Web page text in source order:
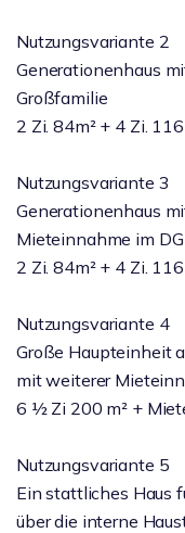
Nutzungsvariante 2
Generationenhaus
Großfamilie
2 Zi. 84m² + 4 Zi.
Nutzungsvariante 3
Generationenhaus
Mieteinnahme im DG
2 Zi. 84m² + 4 Zi.
Nutzungsvariante 4
Große Haupteinheit
mit weiterer
6 ½ Zi 200 m² +
Nutzungsvariante 5
Ein stattliches Haus
über die interne